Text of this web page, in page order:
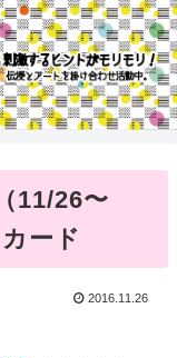
11/26〜
ード
2016.11.26